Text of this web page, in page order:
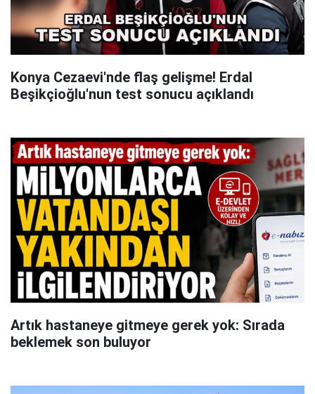
Konya Cezaevi'nde flaş gelişme! Erdal
Beşikçioğlu'nun test sonucu açıklandı
Artık hastaneye gitmeye gerek yok: Sırada
beklemek son buluyor